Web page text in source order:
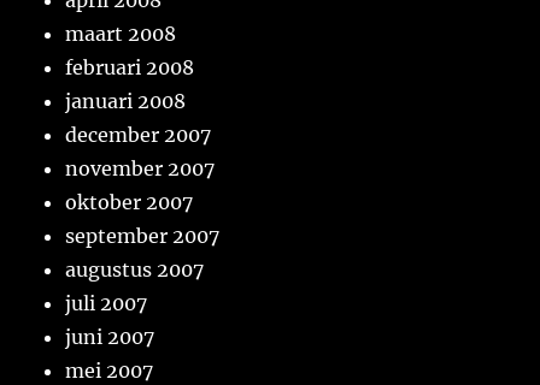
maart 2008
februari 2008
januari 2008
december 2007
november 2007
oktober 2007
september 2007
augustus 2007
juli 2007
juni 2007
mei 2007